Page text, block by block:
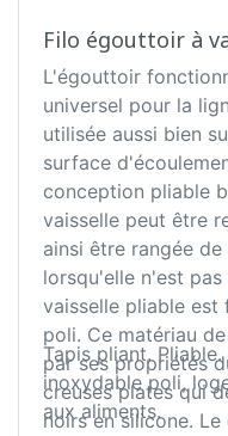
Filo égouttoir à
L'égouttoir
universel pour la
utilisée aussi bien
surface
conception pliable
vaisselle peut être
ainsi être rangée
lorsqu'elle n'est
vaisselle pliable est
poli. Ce matériau
par ses propriétés
creuses plates qui
noirs en silicone.
Tapis pliant.
inoxydable poli,
aux aliments.